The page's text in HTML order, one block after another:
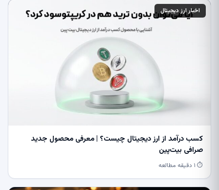
اخبار ارز دیجیتال
کسب درآمد از ارز دیجیتال چیست؟ | معرفی محصول جدید
صرافی بیت‌پین
⏱ ۱ دقیقه مطالعه